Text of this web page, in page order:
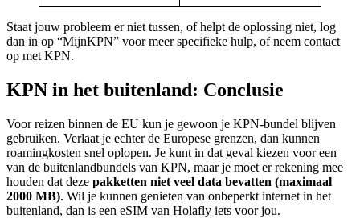
Staat jouw probleem er niet tussen, of helpt de oplossing niet, log
dan in op “MijnKPN” voor meer specifieke hulp, of neem contact
op met KPN.
KPN in het buitenland: Conclusie
Voor reizen binnen de EU kun je gewoon je KPN-bundel blijven
gebruiken. Verlaat je echter de Europese grenzen, dan kunnen
roamingkosten snel oplopen. Je kunt in dat geval kiezen voor een
van de buitenlandbundels van KPN, maar je moet er rekening mee
houden dat deze pakketten niet veel data bevatten (maximaal
2000 MB). Wil je kunnen genieten van onbeperkt internet in het
buitenland, dan is een eSIM van Holafly iets voor jou.